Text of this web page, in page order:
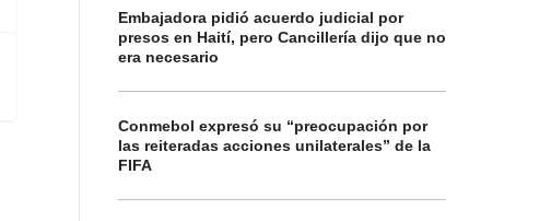
Embajadora pidió acuerdo judicial por
presos en Haití, pero Cancillería dijo que no
era necesario
Conmebol expresó su “preocupación por
las reiteradas acciones unilaterales” de la
FIFA